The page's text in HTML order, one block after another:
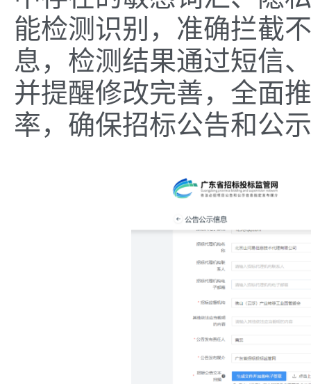
能检测识别，准确拦截
息，检测结果通过短信
并提醒修改完善，全面
率，确保招标公告和公